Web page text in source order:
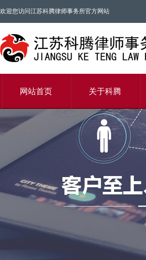
欢迎您访问江苏科腾律师事务所官方网站
网站首页 关于科腾